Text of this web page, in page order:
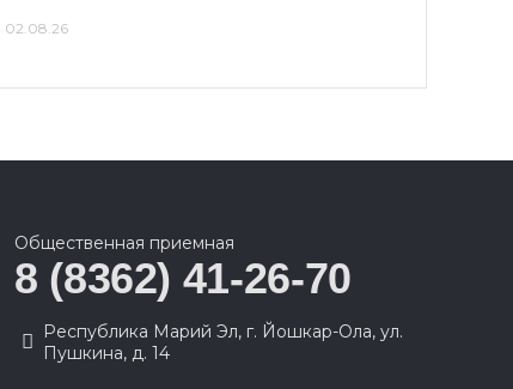
02.08.26
Общественная приемная
8 (8362) 41-26-70
Республика Марий Эл, г. Йошкар-Ола, ул.
Пушкина, д. 14